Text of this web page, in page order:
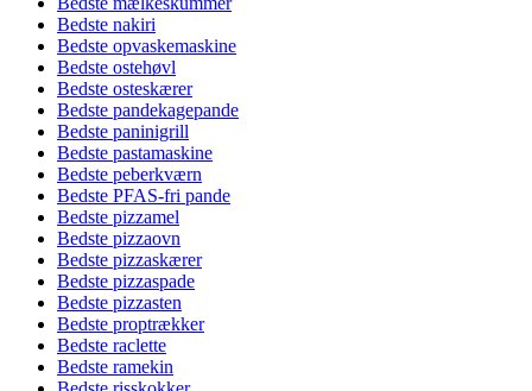
Bedste nakiri
Bedste opvaskemaskine
Bedste ostehøvl
Bedste osteskærer
Bedste pandekagepande
Bedste paninigrill
Bedste pastamaskine
Bedste peberkværn
Bedste PFAS-fri pande
Bedste pizzamel
Bedste pizzaovn
Bedste pizzaskærer
Bedste pizzaspade
Bedste pizzasten
Bedste proptrækker
Bedste raclette
Bedste ramekin